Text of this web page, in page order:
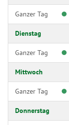
Ganzer Tag
Dienstag
Ganzer Tag
Mittwoch
Ganzer Tag
Donnerstag